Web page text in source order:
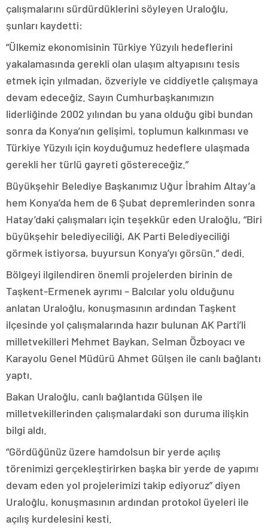
çalışmalarını sürdürdüklerini söyleyen Uraloğlu,
şunları kaydetti:
“Ülkemiz ekonomisinin Türkiye Yüzyılı hedeflerini
yakalamasında gerekli olan ulaşım altyapısını tesis
etmek için yılmadan, özveriyle ve ciddiyetle çalışmaya
devam edeceğiz. Sayın Cumhurbaşkanımızın
liderliğinde 2002 yılından bu yana olduğu gibi bundan
sonra da Konya’nın gelişimi, toplumun kalkınması ve
Türkiye Yüzyılı için koyduğumuz hedeflere ulaşmada
gerekli her türlü gayreti göstereceğiz.”
Büyükşehir Belediye Başkanımız Uğur İbrahim Altay’a
hem Konya’da hem de 6 Şubat depremlerinden sonra
Hatay’daki çalışmaları için teşekkür eden Uraloğlu, “Biri
büyükşehir belediyeciliği, AK Parti Belediyeciliği
görmek istiyorsa, buyursun Konya’yı görsün.” dedi.
Bölgeyi ilgilendiren önemli projelerden birinin de
Taşkent-Ermenek ayrımı – Balcılar yolu olduğunu
anlatan Uraloğlu, konuşmasının ardından Taşkent
ilçesinde yol çalışmalarında hazır bulunan AK Parti’li
milletvekilleri Mehmet Baykan, Selman Özboyacı ve
Karayolu Genel Müdürü Ahmet Gülşen ile canlı bağlantı
yaptı.
Bakan Uraloğlu, canlı bağlantıda Gülşen ile
milletvekillerinden çalışmalardaki son duruma ilişkin
bilgi aldı.
“Gördüğünüz üzere hamdolsun bir yerde açılış
törenimizi gerçekleştirirken başka bir yerde de yapımı
devam eden yol projelerimizi takip ediyoruz” diyen
Uraloğlu, konuşmasının ardından protokol üyeleri ile
açılış kurdelesini kesti.